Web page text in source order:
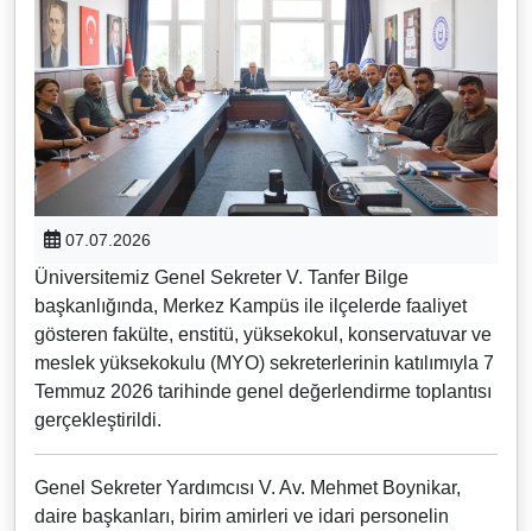
07.07.2026
Üniversitemiz Genel Sekreter V. Tanfer Bilge
başkanlığında, Merkez Kampüs ile ilçelerde faaliyet
gösteren fakülte, enstitü, yüksekokul, konservatuvar ve
meslek yüksekokulu (MYO) sekreterlerinin katılımıyla 7
Temmuz 2026 tarihinde genel değerlendirme toplantısı
gerçekleştirildi.
Genel Sekreter Yardımcısı V. Av. Mehmet Boynikar,
daire başkanları, birim amirleri ve idari personelin